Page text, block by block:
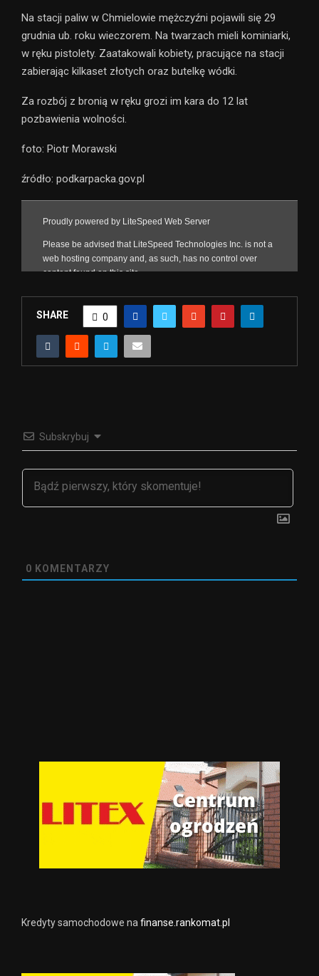
Na stacji paliw w Chmielowie mężczyźni pojawili się 29
grudnia ub. roku wieczorem. Na twarzach mieli kominiarki,
w ręku pistolety. Zaatakowali kobiety, pracujące na stacji
zabierając kilkaset złotych oraz butelkę wódki.
Za rozbój z bronią w ręku grozi im kara do 12 lat
pozbawienia wolności.
foto: Piotr Morawski
źródło: podkarpacka.gov.pl
SHARE 0
Subskrybuj
0 KOMENTARZY
Kredyty samochodowe na finanse.rankomat.pl